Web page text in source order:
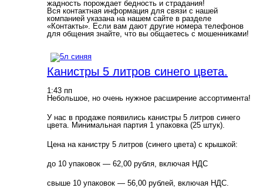
жадность порождает бедность и страдания!
Вся контактная информация для связи с нашей
компанией указана на нашем сайте в разделе
«Контакты». Если вам дают другие номера телефонов
для общения знайте, что вы общаетесь с мошенниками!
Канистры 5 литров синего цвета.
1:43 пп
Небольшое, но очень нужное расширение ассортимента!
У нас в продаже появились канистры 5 литров синего
цвета. Минимальная партия 1 упаковка (25 штук).
Цена на канистру 5 литров (синего цвета) с крышкой:
до 10 упаковок — 62,00 рубля, включая НДС
свыше 10 упаковок — 56,00 рублей, включая НДС.